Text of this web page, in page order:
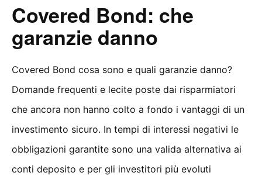
Covered Bond: che
garanzie danno
Covered Bond cosa sono e quali garanzie danno?
Domande frequenti e lecite poste dai risparmiatori
che ancora non hanno colto a fondo i vantaggi di un
investimento sicuro. In tempi di interessi negativi le
obbligazioni garantite sono una valida alternativa ai
conti deposito e per gli investitori più evoluti